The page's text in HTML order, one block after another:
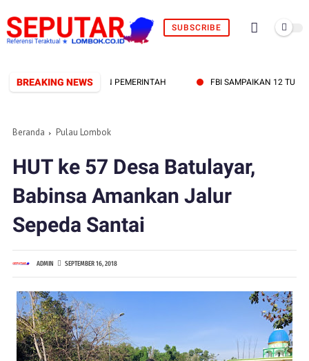
SUBSCRIBE
BREAKING NEWS
SINERGI PERS DAN PEMERINTAH FBI SAMPAIKAN 12
Beranda Pulau Lombok
HUT ke 57 Desa Batulayar,
Babinsa Amankan Jalur
Sepeda Santai
ADMIN SEPTEMBER 16, 2018